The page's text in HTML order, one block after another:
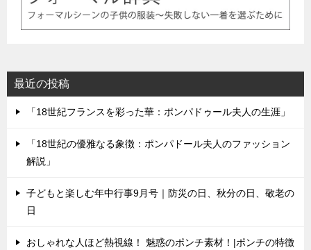
最近の投稿
「18世紀フランスを彩った華：ポンパドゥール夫人の生涯」
「18世紀の優雅なる象徴：ポンパドール夫人のファッション
解説」
子どもと楽しむ年中行事9月号｜防災の日、秋分の日、敬老の
日
おしゃれな人ほど熱視線！ 魅惑のポンチ素材！|ポンチの特徴